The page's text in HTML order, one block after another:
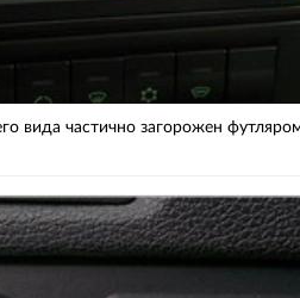
вида частично загорожен